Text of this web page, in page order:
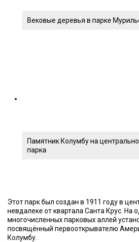
Вековые деревья в парке
Памятник Колумбу на
парка
Этот парк был создан в 1911 году в
невдалеке от квартала Санта Крус. На
многочисленных парковых аллей
посвящённый первооткрывателю
Колумбу.